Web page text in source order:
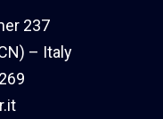
237
– Italy